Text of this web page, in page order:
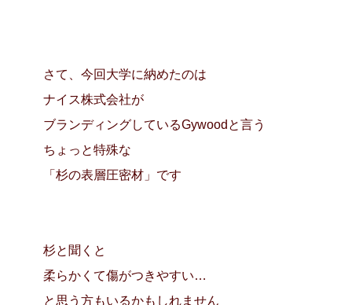
さて、今回大学に納めたのは
ナイス株式会社が
ブランディングしているGywoodと言う
ちょっと特殊な
「杉の表層圧密材」です
杉と聞くと
柔らかくて傷がつきやすい…
と思う方もいるかもしれません